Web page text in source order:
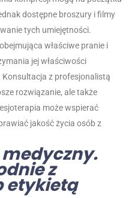
dostępne broszury i filmy
tych umiejętności.
właściwe pranie i
jej właściwości
Konsultacja z profesjonalistą
rozwiązanie, ale także
może wspierać
jakość życia osób z
z
etykietą